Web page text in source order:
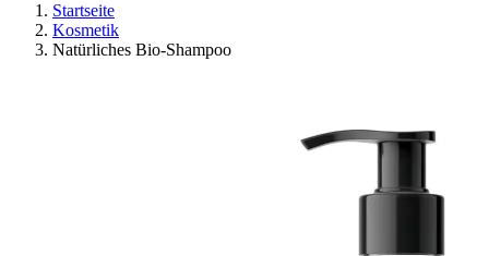
Startseite
Kosmetik
Natürliches Bio-Shampoo